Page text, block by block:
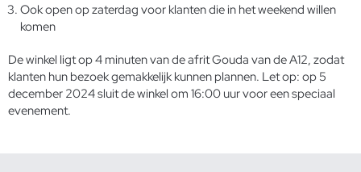
Ook open op zaterdag voor klanten die in het weekend willen
komen
De winkel ligt op 4 minuten van de afrit Gouda van de A12, zodat
klanten hun bezoek gemakkelijk kunnen plannen. Let op: op 5
december 2024 sluit de winkel om 16:00 uur voor een speciaal
evenement.